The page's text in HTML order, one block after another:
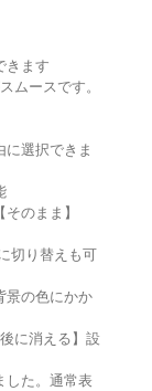
きます
ムースです。
に選択できま
のまま】
切り替えも可
景の色にかか
に消える】設
した。通常表